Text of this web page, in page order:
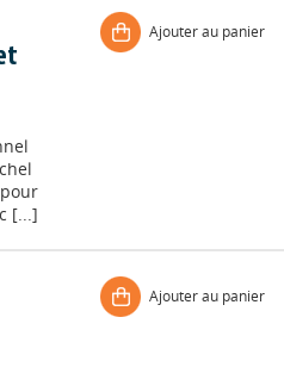
[...]
Ajouter au panier
Ajouter au panier